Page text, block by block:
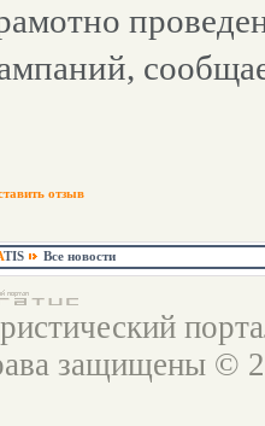
отзыв
TIS Все новости
защищены ©